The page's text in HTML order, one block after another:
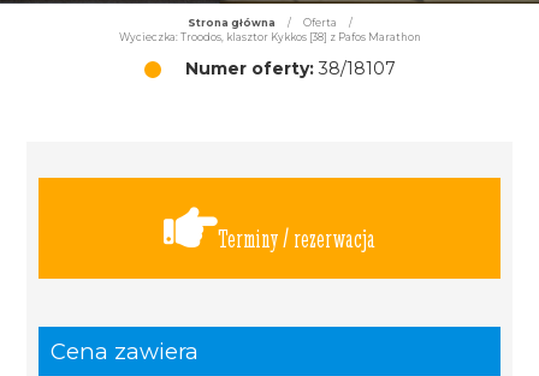
Strona główna / Oferta
/
Wycieczka: Troodos, klasztor Kykkos [38] z Pafos Marathon
Numer oferty:38/18107
Terminy / rezerwacja
Cena zawiera